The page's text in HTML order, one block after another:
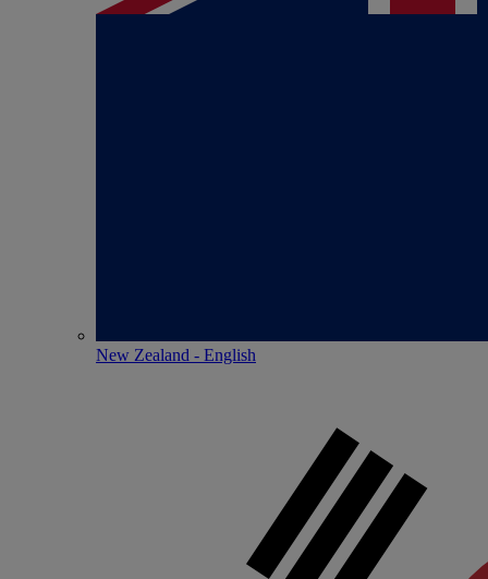
New Zealand - English